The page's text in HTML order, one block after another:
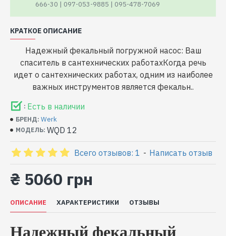
666-30 | 097-053-9885 | 095-478-7069
КРАТКОЕ ОПИСАНИЕ
Надежный фекальный погружной насос: Ваш
спаситель в сантехнических работахКогда речь
идет о сантехнических работах, одним из наиболее
важных инструментов является фекальн..
: Есть в наличии
БРЕНД: Werk
МОДЕЛЬ: WQD 12
Всего отзывов: 1 - Написать отзыв
₴ 5060 грн
ОПИСАНИЕ ХАРАКТЕРИСТИКИ ОТЗЫВЫ
Надежный фекальный